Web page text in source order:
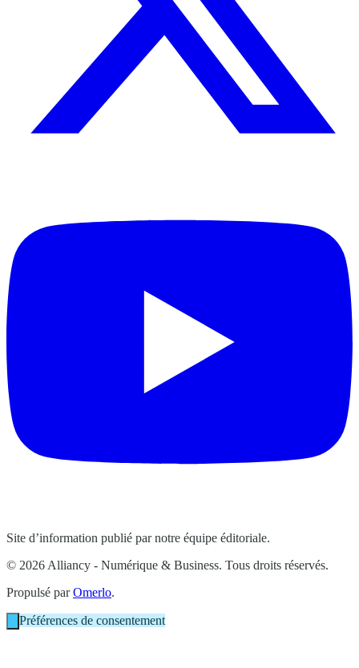
Site d’information publié par notre équipe éditoriale.
© 2026 Alliancy - Numérique & Business. Tous droits réservés.
Propulsé parOmerlo.
Préférences de consentement